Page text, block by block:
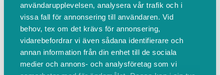
användarupplevelsen, analysera vår trafik och i
vissa fall för annonsering till användaren. Vid
behov, tex om det krävs för annonsering,
vidarebefordrar vi även sådana identifierare och
annan information från din enhet till de sociala
medier och annons- och analysföretag som vi
Lötgården padel
Löts-Vallby 1, Grillby